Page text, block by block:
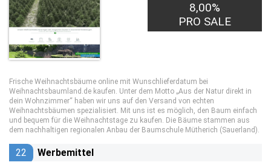
8,00%
PRO SALE
Frische Weihnachtsbäume online mit Wunschlieferdatum bei
Weihnachtsbaumland.de kaufen. Unter dem Motto „Aus der Natur direkt in
dein Wohnzimmer“ haben wir uns auf den Versand von echten
Weihnachtsbäumen spezialisiert. Mit uns ist es möglich, den Baum einfach
und bequem für die Weihnachtstage zu kaufen. Die Bäume stammen aus
dem nachhaltigen regionalen Anbau der Baumschule Mütherich (Sauerland).
22 Werbemittel